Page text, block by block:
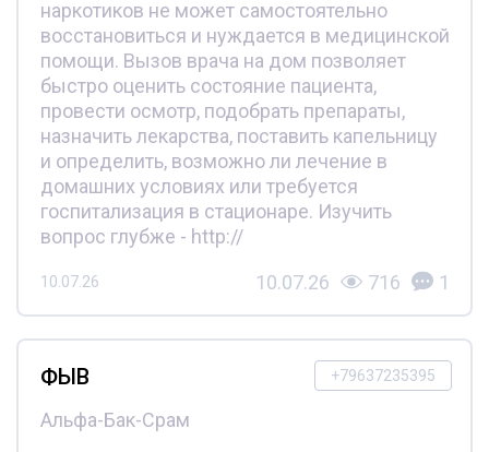
наркотиков не может самостоятельно
восстановиться и нуждается в медицинской
помощи. Вызов врача на дом позволяет
быстро оценить состояние пациента,
провести осмотр, подобрать препараты,
назначить лекарства, поставить капельницу
и определить, возможно ли лечение в
домашних условиях или требуется
госпитализация в стационаре. Изучить
вопрос глубже - http://
10.07.26 10.07.26 716 1
+79637235395
ФЫВ
Альфа-Бак-Срам